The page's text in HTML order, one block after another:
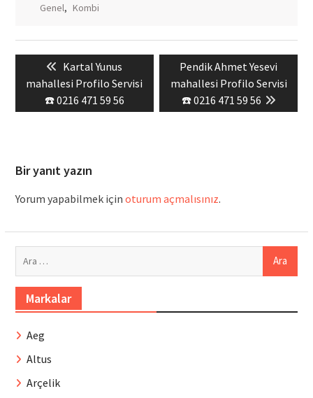
Genel, Kombi
gezinmesiPrevious
post:
Kartal Yunus
mahallesi Profilo Servisi
☎️ 0216 471 59 56
Next
post:
Pendik Ahmet Yesevi
mahallesi Profilo Servisi
☎️ 0216 471 59 56
Bir yanıt yazın
Yorum yapabilmek için oturum açmalısınız.
Markalar
Aeg
Altus
Arçelik